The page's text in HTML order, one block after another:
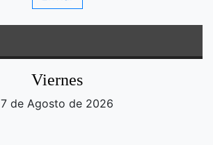
Viernes
7 de Agosto de 2026